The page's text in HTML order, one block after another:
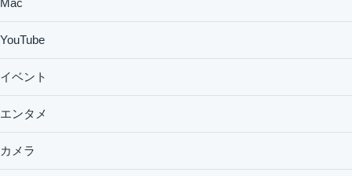
Mac
YouTube
イベント
エンタメ
カメラ